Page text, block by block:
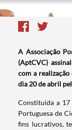
A Associação
(AptCVC)
com a
dia 20 de abril
Constituída a 17
Portuguesa de
fins lucrativos,